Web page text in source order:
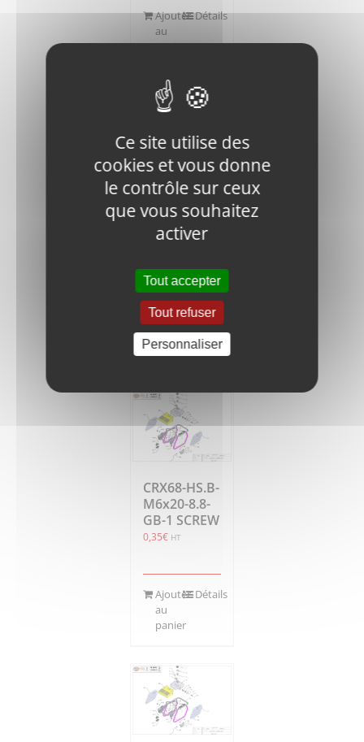
Ajouter
au
panier
Détails
CRX68-70C-
010700
FUEL TANK
CAP
Ajouter
au
panier
Détails
CRX68-HS.B-
M6x20-8.8-
GB-1 SCREW
0,35€ HT
Ajouter
au
panier
Détails
Ce site utilise des
cookies et vous donne
le contrôle sur ceux
que vous souhaitez
activer
Tout accepter
Tout refuser
Personnaliser